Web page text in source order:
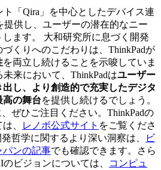
「Qira」を中心としたデバイス連
提供し、ユーザーの潜在的なニー
ます。 大和研究所に息づく開発
くりへのこだわりは、ThinkPadが
を両立し続けることを示唆していま
来において、ThinkPadはユーザー
し、より創造的で充実したデジタ
高の舞台を提供し続けるでしょう。
ぜひご注目ください。ThinkPadの
、
レノボ公式サイト をご覧くださ
哲学に関するより深い洞察は、
ビ
パンの記事でも確認できます。さら
ビジョンについては、
コンピュ